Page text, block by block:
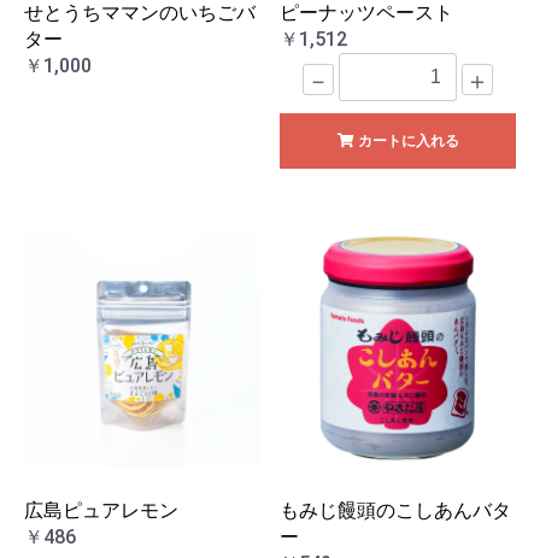
せとうちママンのいちごバ
ター
￥1,000
ピーナッツペースト
￥1,512
－ ＋
カートに入れる
広島ピュアレモン
￥486
もみじ饅頭のこしあんバタ
ー